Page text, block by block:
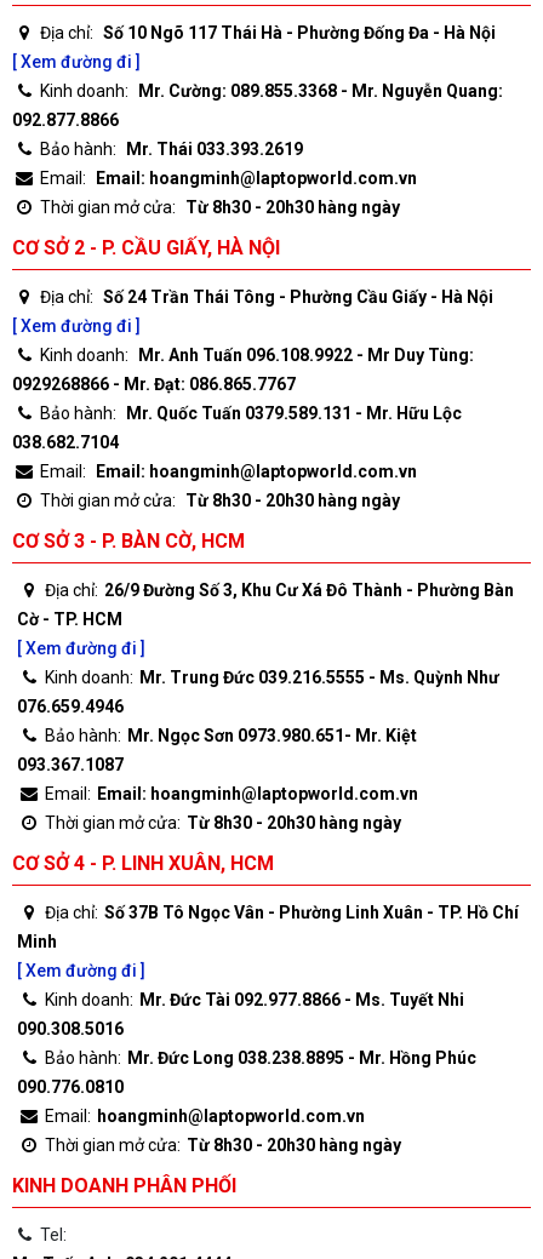
Địa chỉ: Số 10 Ngõ 117 Thái Hà - Phường Đống Đa - Hà Nội
[ Xem đường đi ]
Kinh doanh:
Mr. Cường: 089.855.3368 - Mr. Nguyễn Quang:
092.877.8866
Bảo hành:
Mr. Thái 033.393.2619
Email:
Email: hoangminh@laptopworld.com.vn
Thời gian mở cửa:
Từ 8h30 - 20h30 hàng ngày
CƠ SỞ 2 - P. CẦU GIẤY, HÀ NỘI
Địa chỉ: Số 24 Trần Thái Tông - Phường Cầu Giấy - Hà Nội
[ Xem đường đi ]
Kinh doanh:
Mr. Anh Tuấn 096.108.9922 - Mr Duy Tùng:
0929268866 - Mr. Đạt: 086.865.7767
Bảo hành:
Mr. Quốc Tuấn 0379.589.131 - Mr. Hữu Lộc
038.682.7104
Email:
Email: hoangminh@laptopworld.com.vn
Thời gian mở cửa:
Từ 8h30 - 20h30 hàng ngày
CƠ SỞ 3 - P. BÀN CỜ, HCM
Địa chỉ: 26/9 Đường Số 3, Khu Cư Xá Đô Thành - Phường Bàn
Cờ - TP. HCM
[ Xem đường đi ]
Kinh doanh: Mr. Trung Đức 039.216.5555 - Ms. Quỳnh Như
076.659.4946
Bảo hành: Mr. Ngọc Sơn 0973.980.651- Mr. Kiệt
093.367.1087
Email: Email: hoangminh@laptopworld.com.vn
Thời gian mở cửa: Từ 8h30 - 20h30 hàng ngày
CƠ SỞ 4 - P. LINH XUÂN, HCM
Địa chỉ: Số 37B Tô Ngọc Vân - Phường Linh Xuân - TP. Hồ Chí
Minh
[ Xem đường đi ]
Kinh doanh: Mr. Đức Tài 092.977.8866 - Ms. Tuyết Nhi
090.308.5016
Bảo hành: Mr. Đức Long 038.238.8895 - Mr. Hồng Phúc
090.776.0810
Email: hoangminh@laptopworld.com.vn
Thời gian mở cửa: Từ 8h30 - 20h30 hàng ngày
KINH DOANH PHÂN PHỐI
Tel: